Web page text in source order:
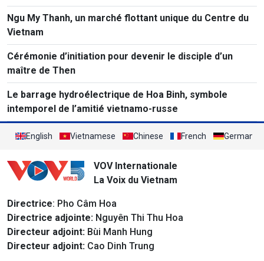
Ngu My Thanh, un marché flottant unique du Centre du
Vietnam
Cérémonie d’initiation pour devenir le disciple d’un
maître de Then
Le barrage hydroélectrique de Hoa Binh, symbole
intemporel de l’amitié vietnamo-russe
English Vietnamese Chinese French German
VOV Internationale
La Voix du Vietnam
Directrice: Pho Câm Hoa
Directrice adjointe: Nguyên Thi Thu Hoa
Directeur adjoint: Bùi Manh Hung
Directeur adjoint: Cao Dinh Trung